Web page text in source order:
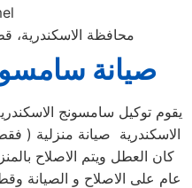
محافظة الاسكندرية،
صيانة
يقوم توكيل سامسونج
الاسكندرية صيانة منزلية (
كان العطل ويتم الاصلاح
عام على الاصلاح و الصيانة